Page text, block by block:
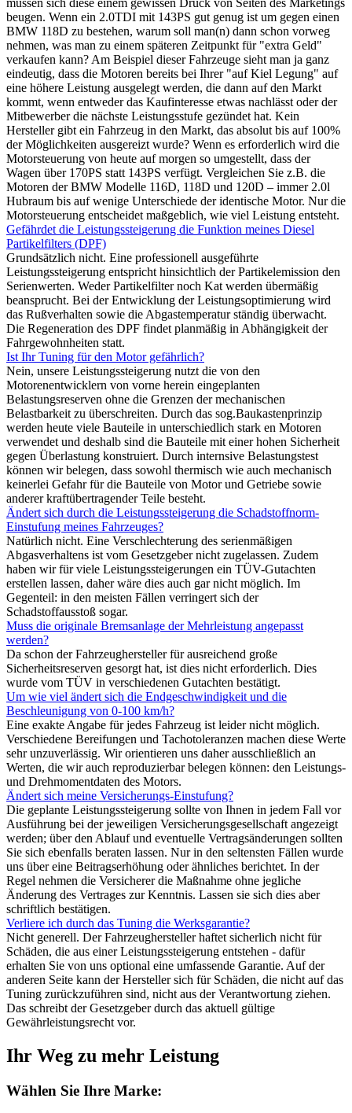
beugen. Wenn ein 2.0TDI mit 143PS gut genug ist um gegen einen
BMW 118D zu bestehen, warum soll man(n) dann schon vorweg
nehmen, was man zu einem späteren Zeitpunkt für "extra Geld"
verkaufen kann? Am Beispiel dieser Fahrzeuge sieht man ja ganz
eindeutig, dass die Motoren bereits bei Ihrer "auf Kiel Legung" auf
eine höhere Leistung ausgelegt werden, die dann auf den Markt
kommt, wenn entweder das Kaufinteresse etwas nachlässt oder der
Mitbewerber die nächste Leistungsstufe gezündet hat. Kein
Hersteller gibt ein Fahrzeug in den Markt, das absolut bis auf 100%
der Möglichkeiten ausgereizt wurde? Wenn es erforderlich wird die
Motorsteuerung von heute auf morgen so umgestellt, dass der
Wagen über 170PS statt 143PS verfügt. Vergleichen Sie z.B. die
Motoren der BMW Modelle 116D, 118D und 120D – immer 2.0l
Hubraum bis auf wenige Unterschiede der identische Motor. Nur die
Motorsteuerung entscheidet maßgeblich, wie viel Leistung entsteht.
Gefährdet die Leistungssteigerung die Funktion meines Diesel
Partikelfilters (DPF)
Grundsätzlich nicht. Eine professionell ausgeführte
Leistungssteigerung entspricht hinsichtlich der Partikelemission den
Serienwerten. Weder Partikelfilter noch Kat werden übermäßig
beansprucht. Bei der Entwicklung der Leistungsoptimierung wird
das Rußverhalten sowie die Abgastemperatur ständig überwacht.
Die Regeneration des DPF findet planmäßig in Abhängigkeit der
Fahrgewohnheiten statt.
Ist Ihr Tuning für den Motor gefährlich?
Nein, unsere Leistungssteigerung nutzt die von den
Motorenentwicklern von vorne herein eingeplanten
Belastungsreserven ohne die Grenzen der mechanischen
Belastbarkeit zu überschreiten. Durch das sog.Baukastenprinzip
werden heute viele Bauteile in unterschiedlich stark en Motoren
verwendet und deshalb sind die Bauteile mit einer hohen Sicherheit
gegen Überlastung konstruiert. Durch internsive Belastungstest
können wir belegen, dass sowohl thermisch wie auch mechanisch
keinerlei Gefahr für die Bauteile von Motor und Getriebe sowie
anderer kraftübertragender Teile besteht.
Ändert sich durch die Leistungssteigerung die Schadstoffnorm-
Einstufung meines Fahrzeuges?
Natürlich nicht. Eine Verschlechterung des serienmäßigen
Abgasverhaltens ist vom Gesetzgeber nicht zugelassen. Zudem
haben wir für viele Leistungssteigerungen ein TÜV-Gutachten
erstellen lassen, daher wäre dies auch gar nicht möglich. Im
Gegenteil: in den meisten Fällen verringert sich der
Schadstoffausstoß sogar.
Muss die originale Bremsanlage der Mehrleistung angepasst
werden?
Da schon der Fahrzeughersteller für ausreichend große
Sicherheitsreserven gesorgt hat, ist dies nicht erforderlich. Dies
wurde vom TÜV in verschiedenen Gutachten bestätigt.
Um wie viel ändert sich die Endgeschwindigkeit und die
Beschleunigung von 0-100 km/h?
Eine exakte Angabe für jedes Fahrzeug ist leider nicht möglich.
Verschiedene Bereifungen und Tachotoleranzen machen diese Werte
sehr unzuverlässig. Wir orientieren uns daher ausschließlich an
Werten, die wir auch reproduzierbar belegen können: den Leistungs-
und Drehmomentdaten des Motors.
Ändert sich meine Versicherungs-Einstufung?
Die geplante Leistungssteigerung sollte von Ihnen in jedem Fall vor
Ausführung bei der jeweiligen Versicherungsgesellschaft angezeigt
werden; über den Ablauf und eventuelle Vertragsänderungen sollten
Sie sich ebenfalls beraten lassen. Nur in den seltensten Fällen wurde
uns über eine Beitragserhöhung oder ähnliches berichtet. In der
Regel nehmen die Versicherer die Maßnahme ohne jegliche
Änderung des Vertrages zur Kenntnis. Lassen sie sich dies aber
schriftlich bestätigen.
Verliere ich durch das Tuning die Werksgarantie?
Nicht generell. Der Fahrzeughersteller haftet sicherlich nicht für
Schäden, die aus einer Leistungssteigerung entstehen - dafür
erhalten Sie von uns optional eine umfassende Garantie. Auf der
anderen Seite kann der Hersteller sich für Schäden, die nicht auf das
Tuning zurückzuführen sind, nicht aus der Verantwortung ziehen.
Das schreibt der Gesetzgeber durch das aktuell gültige
Gewährleistungsrecht vor.
Ihr Weg zu mehr Leistung
Wählen Sie Ihre Marke: